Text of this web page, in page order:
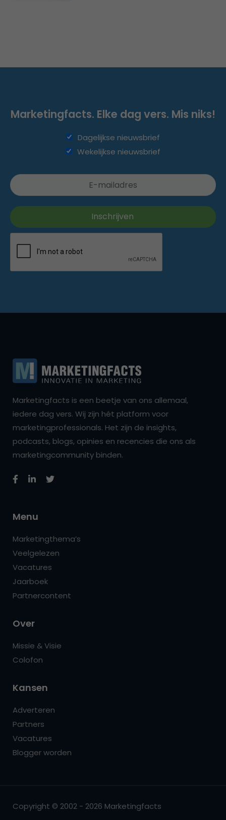
Marketingfacts. Elke dag vers. Mis niks!
Dagelijkse nieuwsbrief
Wekelijkse nieuwsbrief
Marketingfacts is een beetje van ons allemaal,
iedere dag vers. Wij zijn hét platform voor
marketingprofessionals. Het zijn de insights,
podcasts, blogs, opinies en recencies die ons als
marketingcommunity binden.
Menu
Marketingthema’s
Veelgelezen
Vacatures
Jaarboek
Partnercontent
Over
Missie & Visie
Colofon
Kansen
Adverteren
Partners
Vacatures
Blogger worden
Copyright © 2002 - 2026 Marketingfacts